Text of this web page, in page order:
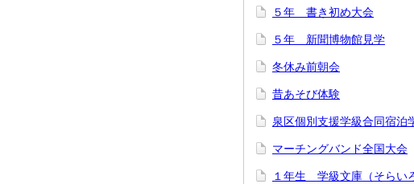
５年 書き初め大会
５年 新聞博物館見学
冬休み前朝会
昔あそび体験
泉区個別支援学級合同宿泊
マーチングバンド全国大会
１年生 学級文庫（そらい